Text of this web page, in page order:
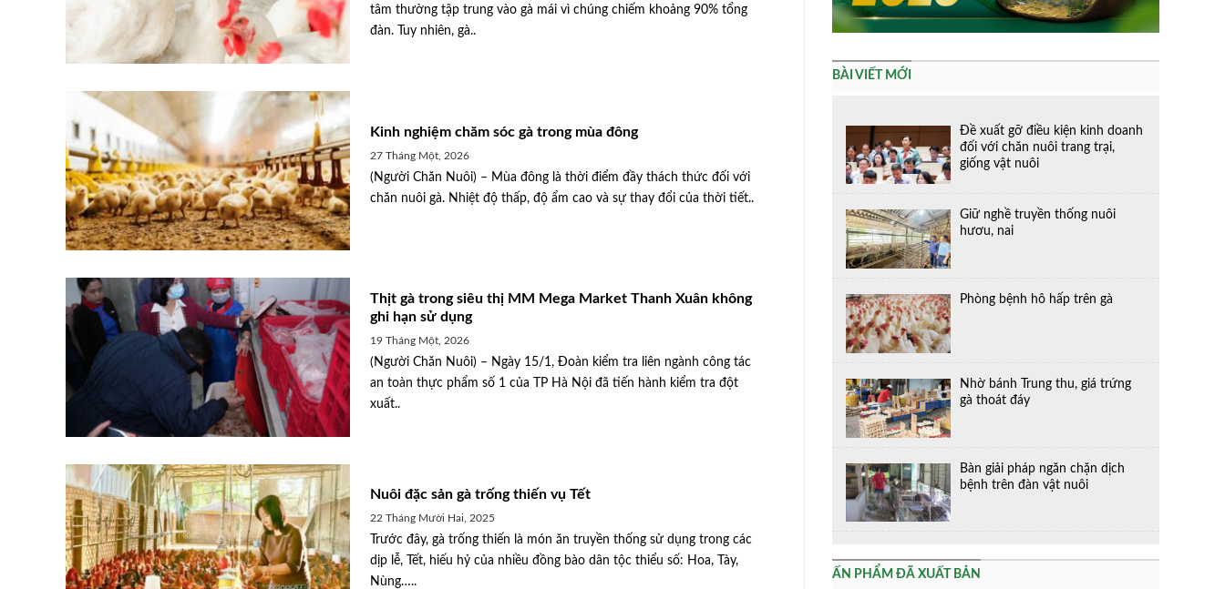
tâm thường tập trung vào gà mái vì chúng chiếm khoảng 90% tổng
đàn. Tuy nhiên, gà..
Kinh nghiệm chăm sóc gà trong mùa đông
27 Tháng Một, 2026
(Người Chăn Nuôi) – Mùa đông là thời điểm đầy thách thức đối với
chăn nuôi gà. Nhiệt độ thấp, độ ẩm cao và sự thay đổi của thời tiết..
Thịt gà trong siêu thị MM Mega Market Thanh Xuân không
ghi hạn sử dụng
19 Tháng Một, 2026
(Người Chăn Nuôi) – Ngày 15/1, Đoàn kiểm tra liên ngành công tác
an toàn thực phẩm số 1 của TP Hà Nội đã tiến hành kiểm tra đột
xuất..
Nuôi đặc sản gà trống thiến vụ Tết
22 Tháng Mười Hai, 2025
Trước đây, gà trống thiến là món ăn truyền thống sử dụng trong các
dịp lễ, Tết, hiếu hỷ của nhiều đồng bào dân tộc thiểu số: Hoa, Tày,
Nùng…..
BÀI VIẾT MỚI
Đề xuất gỡ điều kiện kinh doanh
đối với chăn nuôi trang trại,
giống vật nuôi
Giữ nghề truyền thống nuôi
hươu, nai
Phòng bệnh hô hấp trên gà
Nhờ bánh Trung thu, giá trứng
gà thoát đáy
Bàn giải pháp ngăn chặn dịch
bệnh trên đàn vật nuôi
ẤN PHẨM ĐÃ XUẤT BẢN